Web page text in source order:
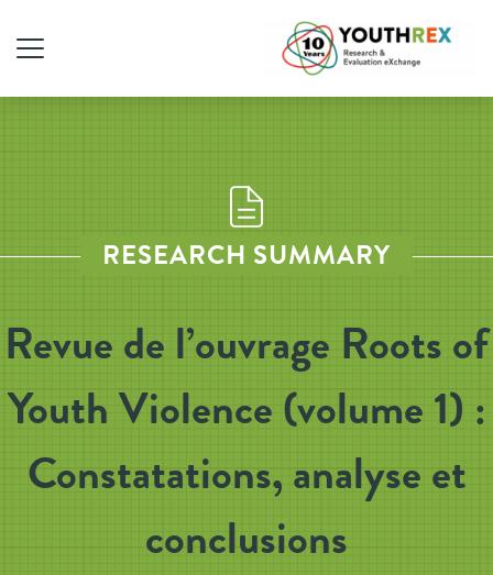
RESEARCH SUMMARY
Revue de l’ouvrage Roots of
Youth Violence (volume 1) :
Constatations, analyse et
conclusions